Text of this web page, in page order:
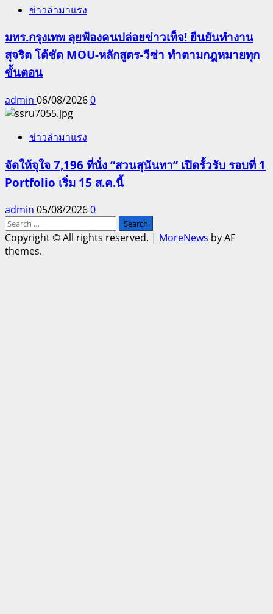
ข่าวล่ามาแรง
มทร.กรุงเทพ ลุยฟ้องคนปล่อยข่าวเท็จ! ยืนยันทำงาน
สุจริต โต้ชัด MOU-หลักสูตร-วีซ่า ทำตามกฎหมายทุก
ขั้นตอน
admin 06/08/20260
ข่าวล่ามาแรง
จัดให้จุใจ 7,196 ที่นั่ง “สวนสุนันทา” เปิดรั้วรับ รอบที่ 1
Portfolio เริ่ม 15 ส.ค.นี้
admin 05/08/20260
Search
for:
Copyright © All rights reserved. | MoreNews by AF
themes.